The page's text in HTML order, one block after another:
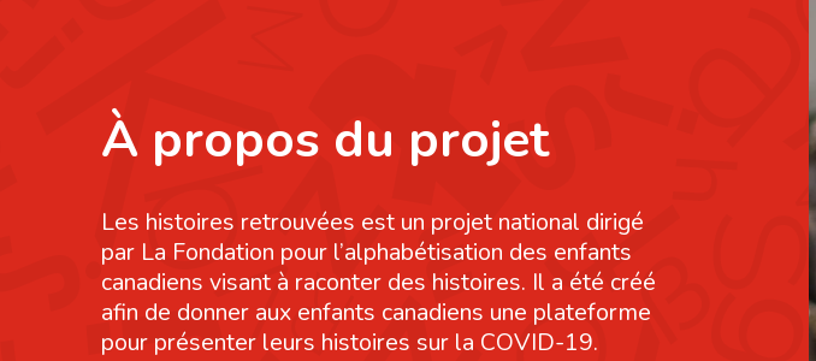
À propos du projet
Les histoires retrouvées est un projet national dirigé
par La Fondation pour l’alphabétisation des enfants
canadiens visant à raconter des histoires. Il a été créé
afin de donner aux enfants canadiens une plateforme
pour présenter leurs histoires sur la COVID-19.